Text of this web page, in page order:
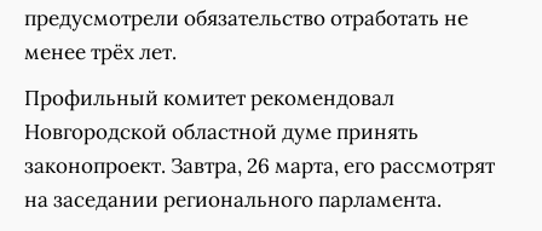
предусмотрели обязательство отработать не
менее трёх лет.
Профильный комитет рекомендовал
Новгородской областной думе принять
законопроект. Завтра, 26 марта, его рассмотрят
на заседании регионального парламента.